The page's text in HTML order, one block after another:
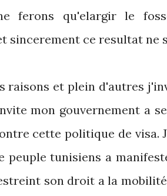
ferons qu'elargir le
sincerement ce resultat ne
raisons et plein d'autres
mon gouvernement a
cette politique de visa.
peuple tunisiens a
son droit a la